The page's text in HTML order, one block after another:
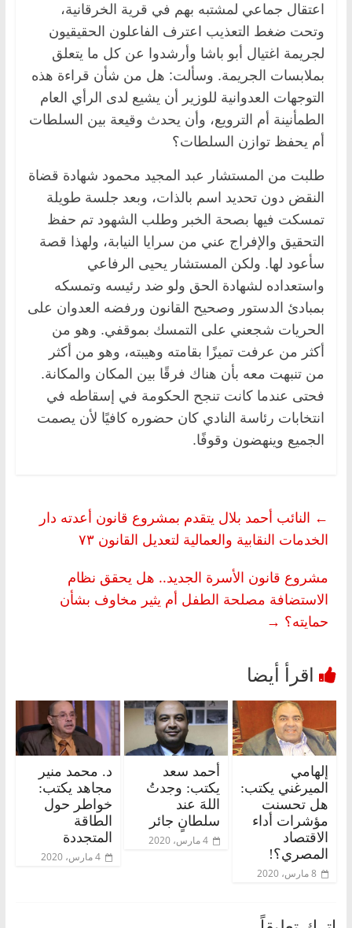
اعتقال جماعي لمشتبه بهم في قرية الخرقانية،
وتحت ضغط التعذيب اعترف الفاعلون الحقيقيون
لجريمة اغتيال أبو باشا وأرشدوا عن كل ما يتعلق
بملابسات الجريمة. وسألت: هل من شأن قراءة هذه
التوجهات العدوانية للوزير أن يشيع لدى الرأي العام
الطمأنينة أم الترويع، وأن يحدث وقيعة بين السلطات
أم يحفظ توازن السلطات؟
طلبت من المستشار عبد المجيد محمود شهادة قضاة
النقض دون تحديد اسم بالذات، وبعد جلسة طويلة
تمسكت فيها بصحة الخبر وطلب الشهود تم حفظ
التحقيق والإفراج عني من سرايا النيابة، ولهذا قصة
سأعود لها. ولكن المستشار يحيى الرفاعي
واستعداده لشهادة الحق ولو ضد رئيسه وتمسكه
بمبادئ الدستور وصحيح القانون ورفضه العدوان على
الحريات شجعني على التمسك بموقفي. وهو من
أكثر من عرفت تميزًا بقامته وهيبته، وهو من أكثر
من تنبهت معه بأن هناك فرقًا بين المكان والمكانة.
فحتى عندما كانت تنجح الحكومة في إسقاطه في
انتخابات رئاسة النادي كان حضوره كافيًا لأن يصمت
الجميع وينهضون وقوفًا.
← النائب أحمد بلال يتقدم بمشروع قانون أعدته دار
الخدمات النقابية والعمالية لتعديل القانون ٧٣
مشروع قانون الأسرة الجديد.. هل يحقق نظام
الاستضافة مصلحة الطفل أم يثير مخاوف بشأن
حمايته؟ →
إلهامي
الميرغني يكتب:
هل تحسنت
مؤشرات أداء
الاقتصاد
المصري؟!
8 مارس، 2020
أحمد سعد
يكتب: وجدتُ
اللهَ عند
سلطانٍ جائر
4 مارس، 2020
د. محمد منير
مجاهد يكتب:
خواطر حول
الطاقة
المتجددة
4 مارس، 2020